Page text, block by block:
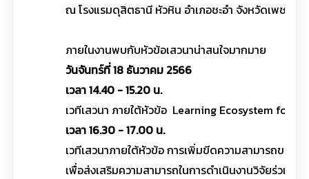
ณ โรงแรมดุสิตธานี หัวหิน อำเภอชะอำ จังหวัดเพชรบุรี
ภายในงานพบกับหัวข้อเสวนาน่าสนใจมากมาย
วันจันทร์ที่ 18 ธันวาคม 2566
เวลา 14.40 - 15.20 น.
เวทีเสวนา ภายใต้หัวข้อ Learning Ecosystem for
เวลา 16.30 - 17.00 น.
เวทีเสวนาภายใต้หัวข้อ การเพิ่มขีดความสามารถขอ
เพื่อส่งเสริมความสามารถในการดำเนินงานวิจัยร่วมกั